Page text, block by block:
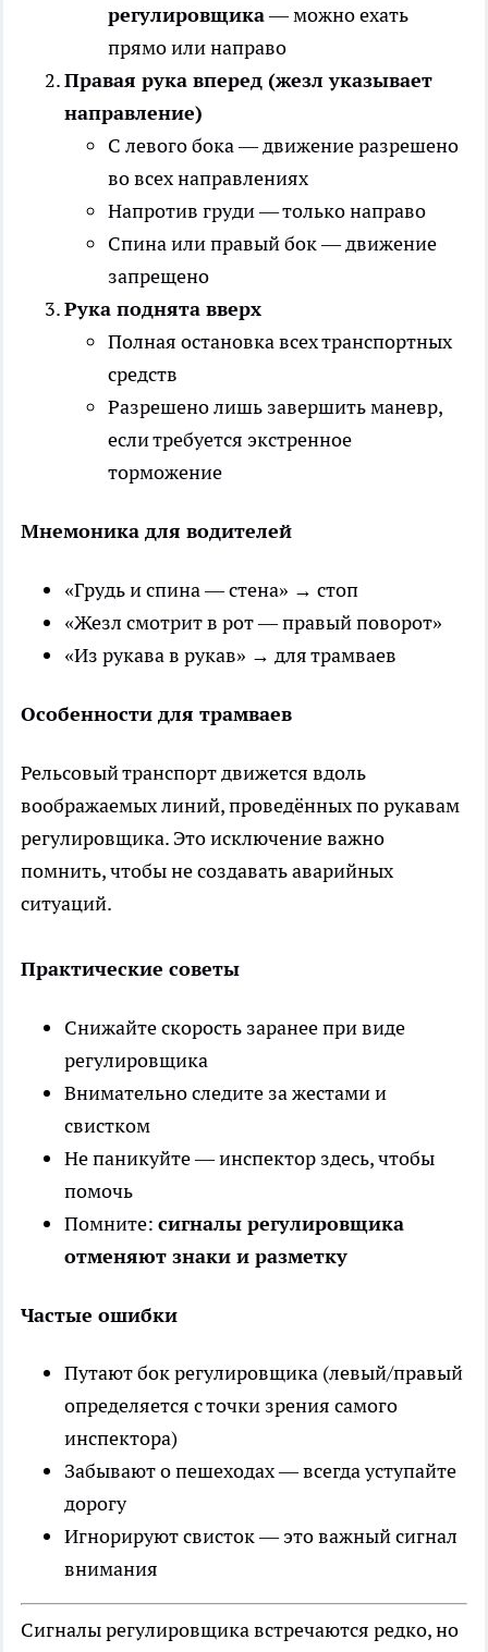
регулировщика— можно ехать
прямо или направо
Правая рука вперед (жезл указывает
направление)
С левого бока — движение разрешено
во всех направлениях
Напротив груди — только направо
Спина или правый бок — движение
запрещено
Рука поднята вверх
Полная остановка всех транспортных
средств
Разрешено лишь завершить маневр,
если требуется экстренное
торможение
Мнемоника для водителей
«Грудь и спина — стена» → стоп
«Жезл смотрит в рот — правый поворот»
«Из рукава в рукав» → для трамваев
Особенности для трамваев
Рельсовый транспорт движется вдоль
воображаемых линий, проведённых по рукавам
регулировщика. Это исключение важно
помнить, чтобы не создавать аварийных
ситуаций.
Практические советы
Снижайте скорость заранее при виде
регулировщика
Внимательно следите за жестами и
свистком
Не паникуйте — инспектор здесь, чтобы
помочь
Помните: сигналы регулировщика
отменяют знаки и разметку
Частые ошибки
Путают бок регулировщика (левый/правый
определяется с точки зрения самого
инспектора)
Забывают о пешеходах — всегда уступайте
дорогу
Игнорируют свисток — это важный сигнал
внимания
Сигналы регулировщика встречаются редко, но